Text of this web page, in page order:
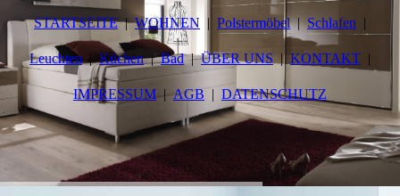
STARTSEITE WOHNEN Polstermöbel Schlafen
Leuchten Küchen Bad ÜBER UNS KONTAKT
IMPRESSUM AGB DATENSCHUTZ